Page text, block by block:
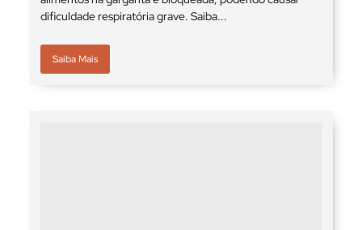
dificuldade respiratória grave. Saiba...
Saiba Mais